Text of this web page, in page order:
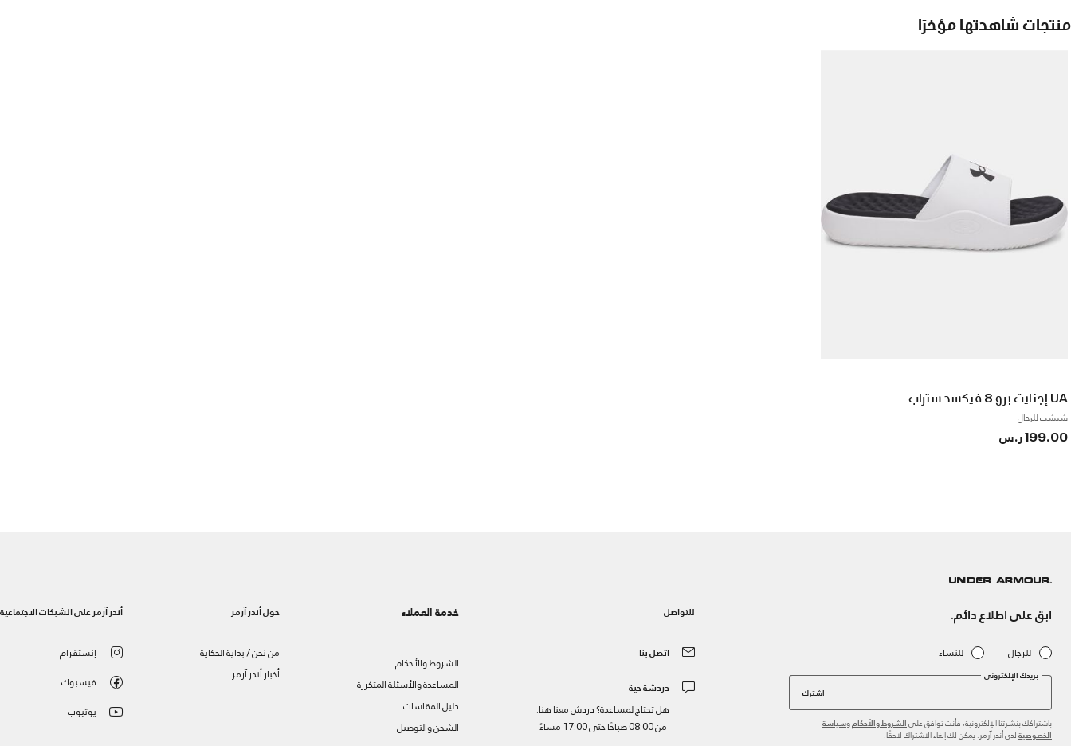
منتجات شاهدتها مؤخرًا
UA إجنايت برو 8 فيكسد ستراب
شبشب للرجال
199.00 ر.س
ابق على اطلاع دائم.
للرجال للنساء
بريدك الإلكتروني
اشترك
باشتراكك بنشرتنا الإلكترونية، فأنت توافق على الشروط والأحكام وسياسة
الخصوصية لدى أندر آرمر. يمكن لك إلغاء الاشتراك لاحقًا.
للتواصل
اتصل بنا
دردشة حية
هل تحتاج لمساعدة؟ دردش معنا هنا.
من 08:00 صباحًا حتى 17:00 مساءً
خدمة العملاء
الشروط والأحكام
المساعدة والأسئلة المتكررة
دليل المقاسات
الشحن والتوصيل
حول أندر آرمر
من نحن / بداية الحكاية
أخبار أندر آرمر
أندر آرمر على الشبكات الاجتماعية
إنستقرام
فيسبوك
يوتيوب